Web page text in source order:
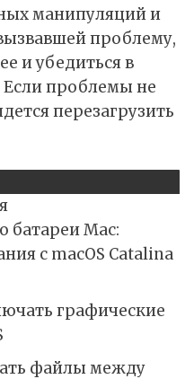
манипуляций и
проблему,
и убедиться в
Если проблемы не
перезагрузить
батареи Mac:
с macOS Catalina
графические
файлы между